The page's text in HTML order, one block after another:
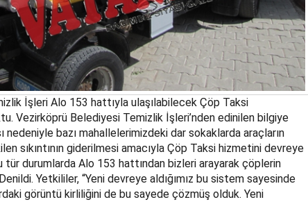
İşleri Alo 153 hattıyla ulaşılabilecek Çöp Taksi
Vezirköprü Belediyesi Temizlik İşleri’nden edinilen bilgiye
nedeniyle bazı mahallelerimizdeki dar sokaklarda araçların
sıkıntının giderilmesi amacıyla Çöp Taksi hizmetini devreye
tür durumlarda Alo 153 hattından bizleri arayarak çöplerin
Yetkililer, “Yeni devreye aldığımız bu sistem sayesinde
görüntü kirliliğini de bu sayede çözmüş olduk. Yeni